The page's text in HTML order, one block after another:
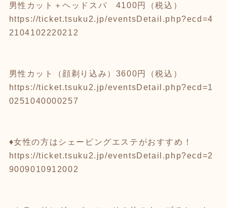
男性カット＋ヘッドスパ 4100円（税込）
https://ticket.tsuku2.jp/eventsDetail.php?ecd=4
2104102220212
男性カット（顔剃り込み）3600円（税込）
https://ticket.tsuku2.jp/eventsDetail.php?ecd=1
0251040000257
♦︎女性の方はシェービングエステがおすすめ！
https://ticket.tsuku2.jp/eventsDetail.php?ecd=2
9009010912002